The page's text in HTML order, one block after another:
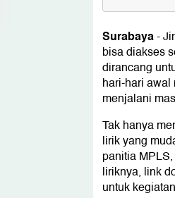
Lirik
Link
Surabaya-
bisa diakses
dirancang
hari-hari
menjalani
Tak hanya
lirik yang
panitia
liriknya, link
untuk